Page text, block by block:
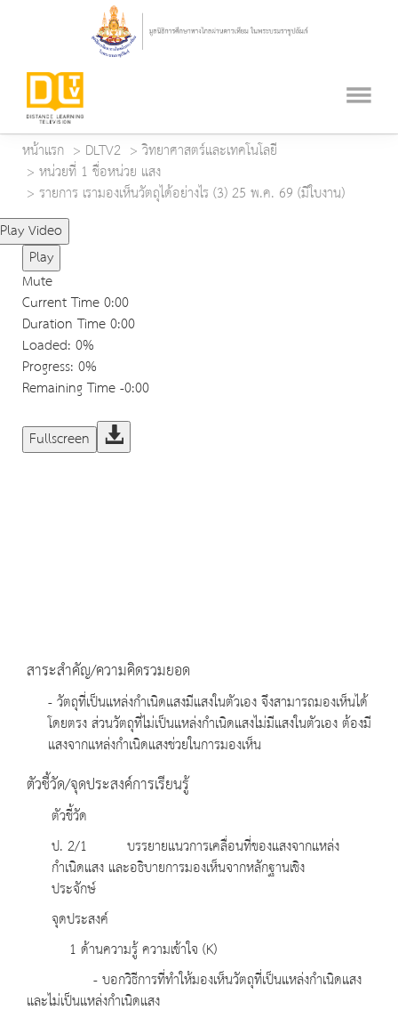
หน้าแรก DLTV2
วิทยาศาสตร์และเทคโนโลยี
หน่วยที่ 1 ชื่อหน่วย แสง
รายการ เรามองเห็นวัตถุได้อย่างไร (3) 25 พ.ค. 69 (มีใบงาน)
Play Video
Play
Mute
Current Time0:00
Duration Time0:00
Loaded: 0%
Progress: 0%
Remaining Time-0:00
Fullscreen
สาระสำคัญ/ความคิดรวมยอด
- วัตถุที่เป็นแหล่งกำเนิดแสงมีแสงในตัวเอง จึงสามารถมองเห็นได้
โดยตรง ส่วนวัตถุที่ไม่เป็นแหล่งกำเนิดแสงไม่มีแสงในตัวเอง ต้องมี
แสงจากแหล่งกำเนิดแสงช่วยในการมองเห็น
ตัวชี้วัด/จุดประสงค์การเรียนรู้
ตัวชี้วัด
ป. 2/1 บรรยายแนวการเคลื่อนที่ของแสงจากแหล่ง
กำเนิดแสง และอธิบายการมองเห็นจากหลักฐานเชิง
ประจักษ์
จุดประสงค์
1 ด้านความรู้ ความเข้าใจ (K)
- บอกวิธีการที่ทำให้มองเห็นวัตถุที่เป็นแหล่งกำเนิดแสง
และไม่เป็นแหล่งกำเนิดแสง